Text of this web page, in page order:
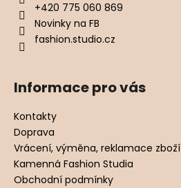
+420 775 060 869
Novinky na FB
fashion.studio.cz
Informace pro vás
Kontakty
Doprava
Vrácení, výměna, reklamace zboží
Kamenná Fashion Studia
Obchodní podmínky